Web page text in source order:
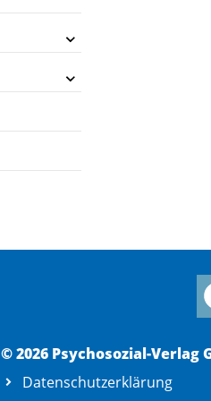
© 2026 Psychosozial-Verlag
Datenschutzerklärung